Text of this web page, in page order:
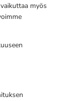
myös